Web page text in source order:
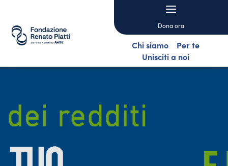
Dona ora
Chi siamo
Per te
Unisciti a noi